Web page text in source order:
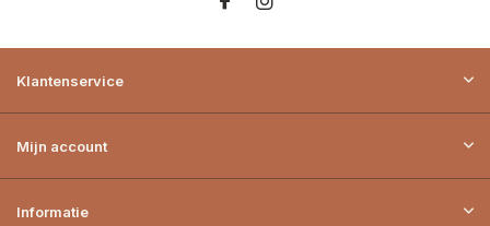
Klantenservice
Mijn account
Informatie